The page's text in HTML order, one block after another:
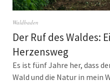
Waldbaden
Der Ruf des Waldes:
Herzensweg
Es ist fünf Jahre her, dass
Wald und die Natur in mein